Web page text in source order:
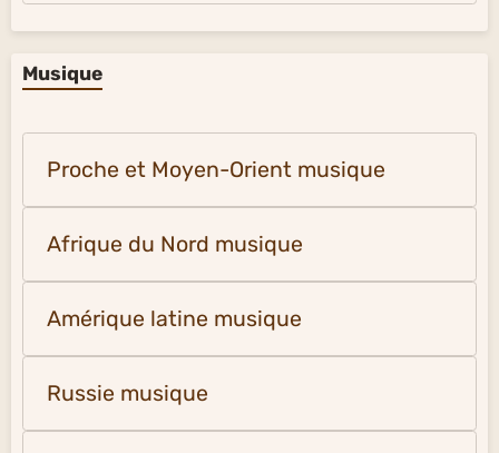
Musique
Proche et Moyen-Orient musique
Afrique du Nord musique
Amérique latine musique
Russie musique